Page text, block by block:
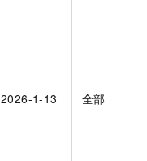
2026-1-13 全部